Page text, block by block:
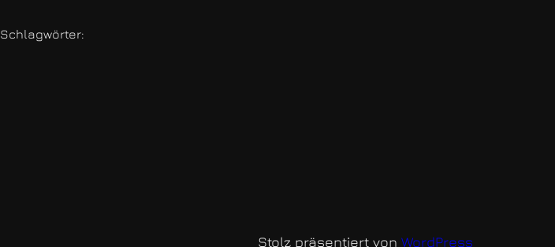
Schlagwörter:
Stolz präsentiert von WordPress